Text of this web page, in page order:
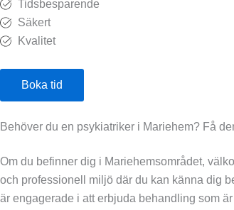
Tidsbesparende
Säkert
Kvalitet
Boka tid
Behöver du en psykiatriker i Mariehem? Få
Om du befinner dig i Mariehemsområdet,
och professionell miljö där du kan känna dig
är engagerade i att erbjuda behandling som